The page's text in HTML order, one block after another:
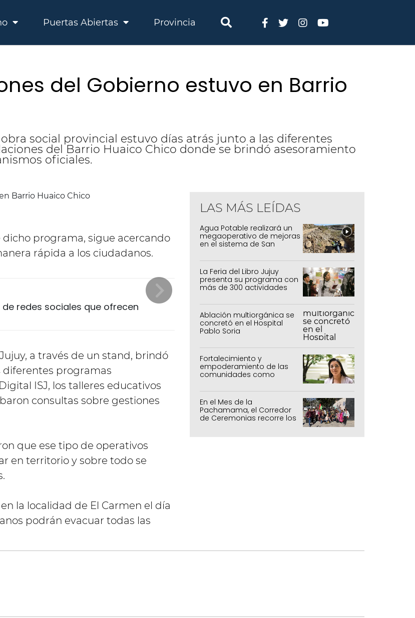
Puertas Abiertas Provincia
del Gobierno estuvo en Barrio
social provincial estuvo días atrás junto a las diferentes
del Barrio Huaico Chico donde se brindó asesoramiento
oficiales.
dicho programa, sigue acercando
rápida a los ciudadanos.
redes sociales que ofrecen
a través de un stand, brindó
diferentes programas
ISJ, los talleres educativos
consultas sobre gestiones
que ese tipo de operativos
en territorio y sobre todo se
la localidad de El Carmen el día
podrán evacuar todas las
LAS MÁS LEÍDAS
Agua Potable realizará un
megaoperativo de mejoras
en el sistema de San
La Feria del Libro Jujuy
presenta su programa con
más de 300 actividades
Ablación multiorgánica se
concretó en el Hospital
Pablo Soria
Fortalecimiento y
empoderamiento de las
comunidades como
En el Mes de la
Pachamama, el Corredor
de Ceremonias recorre los